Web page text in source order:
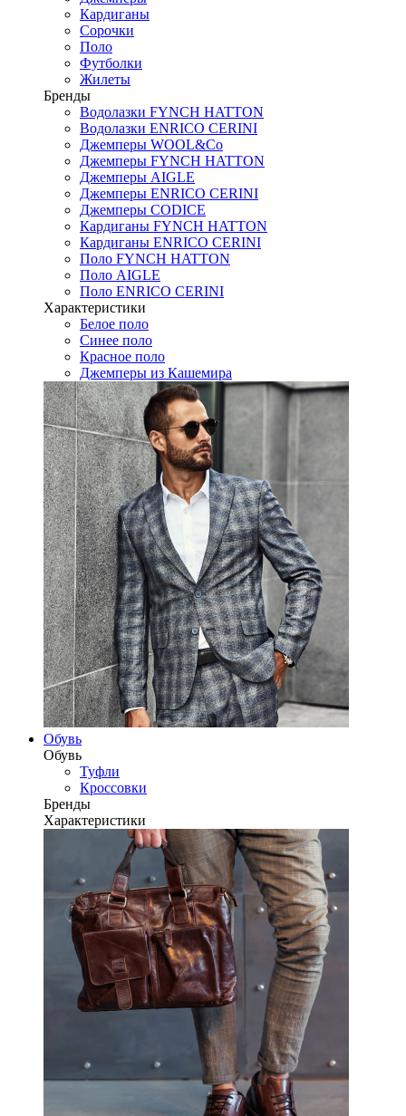
Кардиганы
Сорочки
Поло
Футболки
Жилеты
Бренды
Водолазки FYNCH HATTON
Водолазки ENRICO CERINI
Джемперы WOOL&Co
Джемперы FYNCH HATTON
Джемперы AIGLE
Джемперы ENRICO CERINI
Джемперы CODICE
Кардиганы FYNCH HATTON
Кардиганы ENRICO CERINI
Поло FYNCH HATTON
Поло AIGLE
Поло ENRICO CERINI
Характеристики
Белое поло
Синее поло
Красное поло
Джемперы из Кашемира
Обувь
Обувь
Туфли
Кроссовки
Бренды
Характеристики